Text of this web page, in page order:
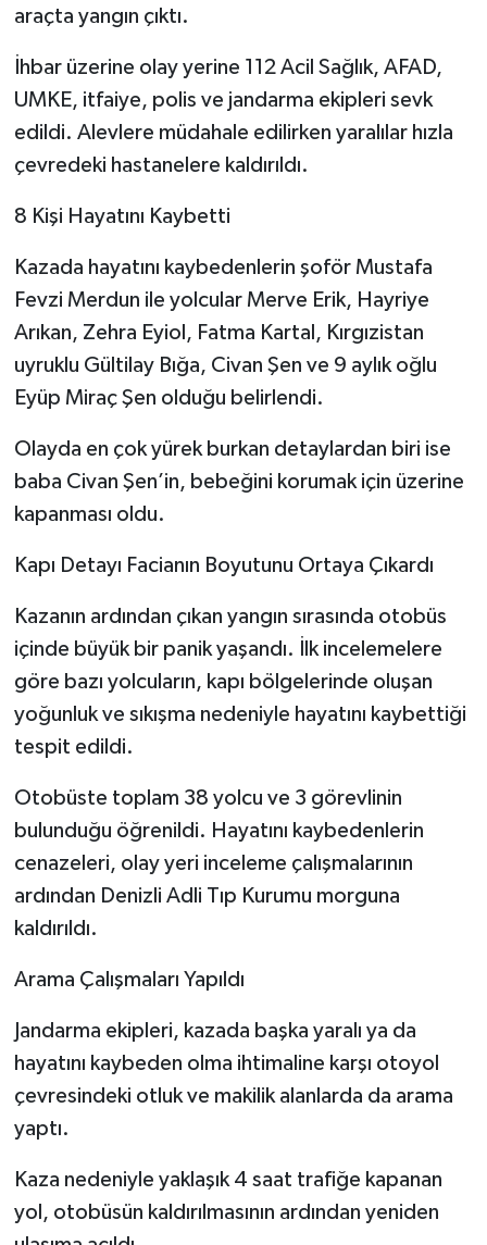
araçta yangın çıktı.
İhbar üzerine olay yerine 112 Acil Sağlık, AFAD,
UMKE, itfaiye, polis ve jandarma ekipleri sevk
edildi. Alevlere müdahale edilirken yaralılar hızla
çevredeki hastanelere kaldırıldı.
8 Kişi Hayatını Kaybetti
Kazada hayatını kaybedenlerin şoför Mustafa
Fevzi Merdun ile yolcular Merve Erik, Hayriye
Arıkan, Zehra Eyiol, Fatma Kartal, Kırgızistan
uyruklu Gültilay Bığa, Civan Şen ve 9 aylık oğlu
Eyüp Miraç Şen olduğu belirlendi.
Olayda en çok yürek burkan detaylardan biri ise
baba Civan Şen’in, bebeğini korumak için üzerine
kapanması oldu.
Kapı Detayı Facianın Boyutunu Ortaya Çıkardı
Kazanın ardından çıkan yangın sırasında otobüs
içinde büyük bir panik yaşandı. İlk incelemelere
göre bazı yolcuların, kapı bölgelerinde oluşan
yoğunluk ve sıkışma nedeniyle hayatını kaybettiği
tespit edildi.
Otobüste toplam 38 yolcu ve 3 görevlinin
bulunduğu öğrenildi. Hayatını kaybedenlerin
cenazeleri, olay yeri inceleme çalışmalarının
ardından Denizli Adli Tıp Kurumu morguna
kaldırıldı.
Arama Çalışmaları Yapıldı
Jandarma ekipleri, kazada başka yaralı ya da
hayatını kaybeden olma ihtimaline karşı otoyol
çevresindeki otluk ve makilik alanlarda da arama
yaptı.
Kaza nedeniyle yaklaşık 4 saat trafiğe kapanan
yol, otobüsün kaldırılmasının ardından yeniden